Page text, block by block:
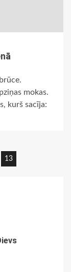
mokas.
kurš sacīja:
13